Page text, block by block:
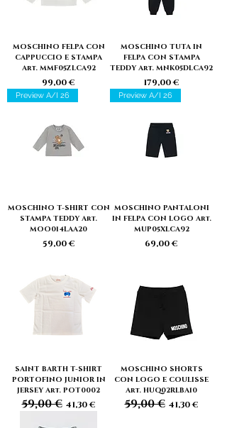
MOSCHINO FELPA CON
CAPPUCCIO E STAMPA
Art. MMF05ZLCA92
Prezzo
99,00 €
MOSCHINO TUTA IN
FELPA CON STAMPA
TEDDY Art. MNK05DLCA92
Prezzo
179,00 €
Preview A/I 26
MOSCHINO T-SHIRT CON
STAMPA TEDDY Art.
MOO014LAA20
Prezzo
59,00 €
Preview A/I 26
MOSCHINO PANTALONI
IN FELPA CON LOGO Art.
MUP05XLCA92
Prezzo
69,00 €
SAINT BARTH T-SHIRT
PORTOFINO JUNIOR IN
JERSEY Art. POT0002
Prezzo regolare
59,00 € Prezzo scontato
41,30 €
MOSCHINO SHORTS
CON LOGO E COULISSE
Art. HUQ02RLBA10
Prezzo regolare
59,00 € Prezzo
41,30 €